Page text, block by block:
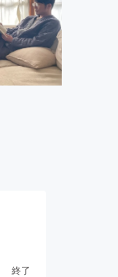
終了